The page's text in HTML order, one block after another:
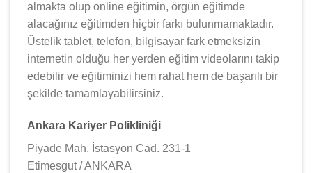
almakta olup online eğitimin, örgün eğitimde
alacağınız eğitimden hiçbir farkı bulunmamaktadır.
Üstelik tablet, telefon, bilgisayar fark etmeksizin
internetin olduğu her yerden eğitim videolarını takip
edebilir ve eğitiminizi hem rahat hem de başarılı bir
şekilde tamamlayabilirsiniz.
Ankara Kariyer Polikliniği
Piyade Mah. İstasyon Cad. 231-1
Etimesgut / ANKARA